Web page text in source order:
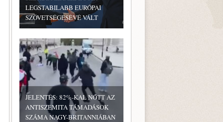
LEGSTABILABB EURÓPAI
SZÖVETSÉGESÉVÉ VÁLT
JELENTÉS: 82%-KAL NŐTT AZ
ANTISZEMITA TÁMADÁSOK
SZÁMA NAGY-BRITANNIÁBAN